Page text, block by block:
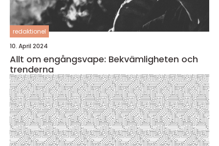
redaktionel
10. April 2024
Allt om engångsvape: Bekvämligheten och
trenderna